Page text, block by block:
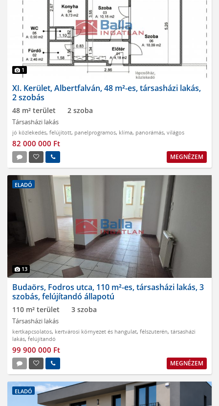
1
XI. Kerület, Albertfalván, 48 m²-es, társasházi lakás,
2 szobás
48 m² terület 2 szoba
Társasházi lakás
jó közlekedés, felújított, panelprogramos, klíma, panorámás, világos
82 000 000 Ft
MEGNÉZEM
ELADÓ
13
Budaörs, Fodros utca, 110 m²-es, társasházi lakás, 3
szobás, felújítandó állapotú
110 m² terület 3 szoba
Társasházi lakás
kertkapcsolatos, kertvárosi környezet és hangulat, félszuterén, társasházi
lakás, felújítandó
99 900 000 Ft
MEGNÉZEM
ELADÓ